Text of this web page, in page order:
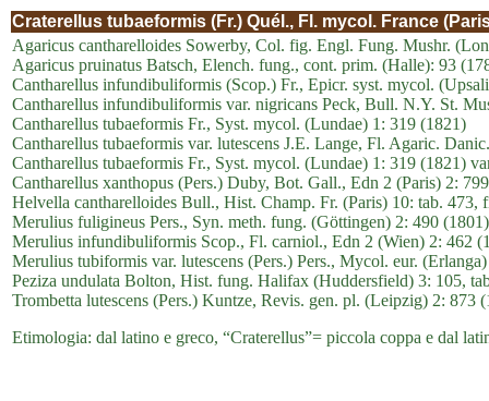
Craterellus tubaeformis (Fr.) Quél., Fl. mycol. France
Agaricus cantharelloides Sowerby, Col. fig. Engl. Fung. Mushr.
Agaricus pruinatus Batsch, Elench. fung., cont. prim. (Halle): 93
Cantharellus infundibuliformis (Scop.) Fr., Epicr. syst. mycol.
Cantharellus infundibuliformis var. nigricans Peck, Bull. N.Y. St.
Cantharellus tubaeformis Fr., Syst. mycol. (Lundae) 1: 319 (1821)
Cantharellus tubaeformis var. lutescens J.E. Lange, Fl. Agaric.
Cantharellus tubaeformis Fr., Syst. mycol. (Lundae) 1: 319 (1821)
Cantharellus xanthopus (Pers.) Duby, Bot. Gall., Edn 2 (Paris) 2:
Helvella cantharelloides Bull., Hist. Champ. Fr. (Paris) 10: tab. 473,
Merulius fuligineus Pers., Syn. meth. fung. (Göttingen) 2: 490 (1801)
Merulius infundibuliformis Scop., Fl. carniol., Edn 2 (Wien) 2: 462
Merulius tubiformis var. lutescens (Pers.) Pers., Mycol. eur.
Peziza undulata Bolton, Hist. fung. Halifax (Huddersfield) 3: 105,
Trombetta lutescens (Pers.) Kuntze, Revis. gen. pl. (Leipzig) 2: 873
Etimologia: dal latino e greco, “Craterellus”= piccola coppa e dal